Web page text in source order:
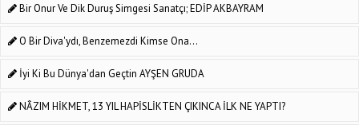
Bir Onur Ve Dik Duruş Simgesi Sanatçı; EDİP AKBAYRAM
O Bir Diva'ydı, Benzemezdi Kimse Ona...
İyi Ki Bu Dünya'dan Geçtin AYŞEN GRUDA
NÂZIM HİKMET, 13 YIL HAPİSLİKTEN ÇIKINCA İLK NE YAPTI?